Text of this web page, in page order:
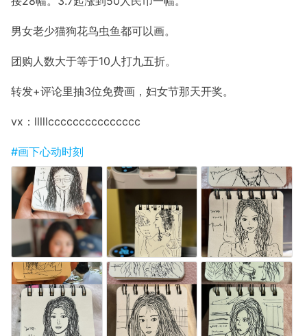
男女老少猫狗花鸟虫鱼都可以画。
团购人数大于等于10人打九五折。
转发+评论里抽3位免费画，妇女节那天开奖。
vx：lllllccccccccccccccc
#画下心动时刻